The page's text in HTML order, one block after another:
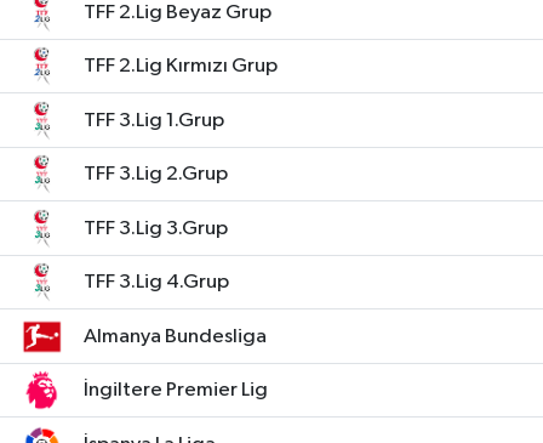
TFF 2.Lig Beyaz Grup
TFF 2.Lig Kırmızı Grup
TFF 3.Lig 1.Grup
TFF 3.Lig 2.Grup
TFF 3.Lig 3.Grup
TFF 3.Lig 4.Grup
Almanya Bundesliga
İngiltere Premier Lig